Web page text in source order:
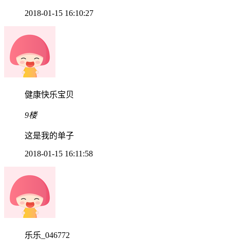
2018-01-15 16:10:27
健康快乐宝贝
9楼
这是我的单子
2018-01-15 16:11:58
乐乐_046772